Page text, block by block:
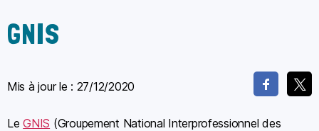
GNIS
Mis à jour le : 27/12/2020
LeGNIS (Groupement National Interprofessionnel des